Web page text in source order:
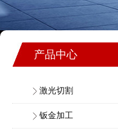
产品中心
激光切割
钣金加工